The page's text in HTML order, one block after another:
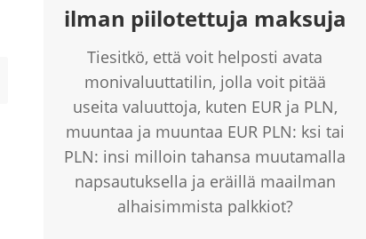
ilman piilotettuja maksuja
Tiesitkö, että voit helposti avata
monivaluuttatilin, jolla voit pitää
useita valuuttoja, kuten EUR ja PLN,
muuntaa ja muuntaa EUR PLN: ksi tai
PLN: insi milloin tahansa muutamalla
napsautuksella ja eräillä maailman
alhaisimmista palkkiot?